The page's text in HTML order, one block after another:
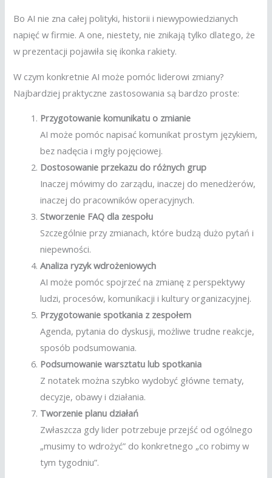
Bo AI nie zna całej polityki, historii i niewypowiedzianych
napięć w firmie. A one, niestety, nie znikają tylko dlatego, że
w prezentacji pojawiła się ikonka rakiety.
W czym konkretnie AI może pomóc liderowi zmiany?
Najbardziej praktyczne zastosowania są bardzo proste:
Przygotowanie komunikatu o zmianie
AI może pomóc napisać komunikat prostym językiem,
bez nadęcia i mgły pojęciowej.
Dostosowanie przekazu do różnych grup
Inaczej mówimy do zarządu, inaczej do menedżerów,
inaczej do pracowników operacyjnych.
Stworzenie FAQ dla zespołu
Szczególnie przy zmianach, które budzą dużo pytań i
niepewności.
Analiza ryzyk wdrożeniowych
AI może pomóc spojrzeć na zmianę z perspektywy
ludzi, procesów, komunikacji i kultury organizacyjnej.
Przygotowanie spotkania z zespołem
Agenda, pytania do dyskusji, możliwe trudne reakcje,
sposób podsumowania.
Podsumowanie warsztatu lub spotkania
Z notatek można szybko wydobyć główne tematy,
decyzje, obawy i działania.
Tworzenie planu działań
Zwłaszcza gdy lider potrzebuje przejść od ogólnego
„musimy to wdrożyć” do konkretnego „co robimy w
tym tygodniu”.